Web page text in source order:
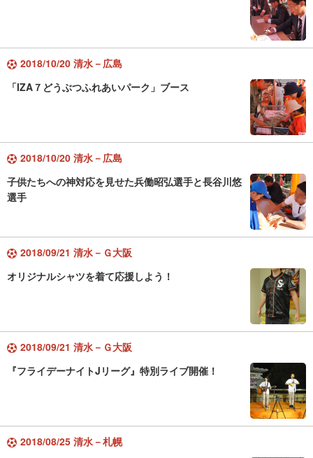
2018/10/20 清水－広島
「IZA７どうぶつふれあいパーク」ブース
2018/10/20 清水－広島
子供たちへの神対応を見せた兵働昭弘選手と長谷川悠
選手
2018/09/21 清水－Ｇ大阪
オリジナルシャツを着て応援しよう！
2018/09/21 清水－Ｇ大阪
『フライデーナイトJリーグ』特別ライブ開催！
2018/08/25 清水－札幌